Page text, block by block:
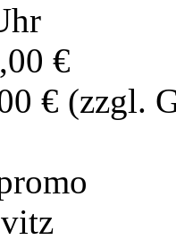
€
€ (zzgl.